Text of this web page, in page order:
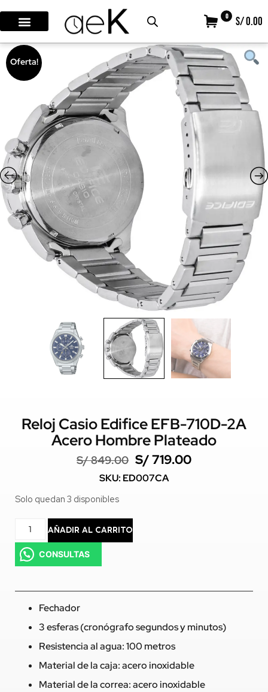
0 S/ 0.00
Oferta!
Reloj Casio Edifice EFB-710D-2A
Acero Hombre Plateado
S/849.00 S/719.00
SKU: ED007CA
Solo quedan 3 disponibles
AÑADIR AL CARRITO
CONSULTAS
Fechador
3 esferas (cronógrafo segundos y minutos)
Resistencia al agua: 100 metros
Material de la caja: acero inoxidable
Material de la correa: acero inoxidable